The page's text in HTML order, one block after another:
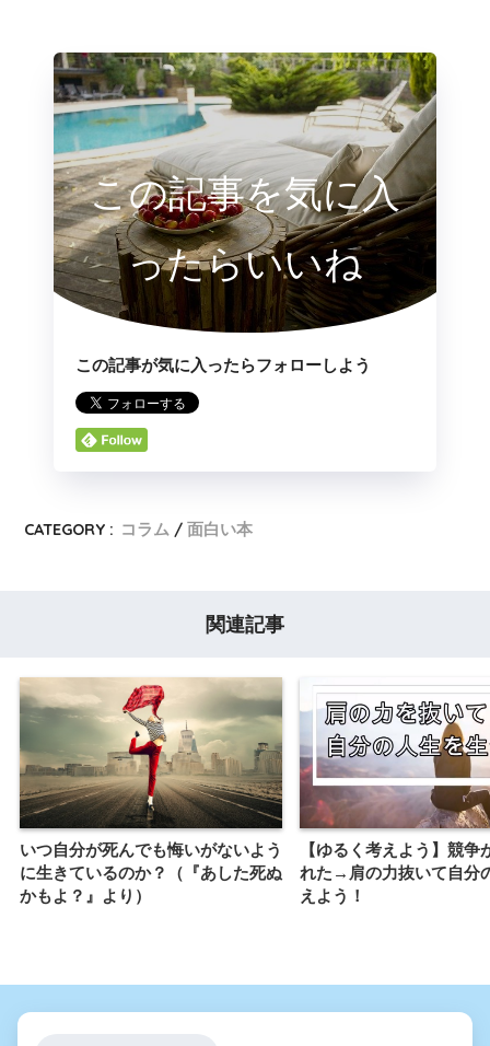
この記事を気に入
ったらいいね
この記事が気に入ったらフォローしよう
CATEGORY : コラム 面白い本
関連記事
いつ自分が死んでも悔いがないよう
に生きているのか？（『あした死ぬ
かもよ？』より）
【ゆるく考えよう】競争
れた→肩の力抜いて自分
えよう！